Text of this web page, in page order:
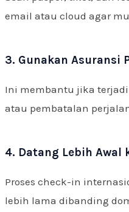
email atau cloud agar
3. Gunakan Asuransi
Ini membantu jika
atau pembatalan
4. Datang Lebih Awal
Proses check-in
lebih lama dibanding